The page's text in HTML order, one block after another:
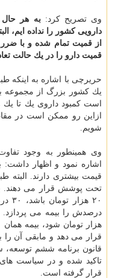
وی تصریح كرد:به هر حال
دارویی كشور را نداده ایم،
از قمیت تمام شده و با ضرر
قمیت دارو را در یك حالت
حریرچی با اشاره به اینكه
یك كشور بزرگ از مجموعه
است كمبود داروی یك تا
ازاین رو ممكن است در
شویم.
وی همینطور به وجود
اشاره نمود و اظهار داشت:
قیمت بیشتری دارند. البته
تحت پوشش قرار می دهند.
قرار می دهد و مابقی آن را
قانون برنامه ششم توسعه،
تاكید شده و در سیاست
قرار گرفته است.